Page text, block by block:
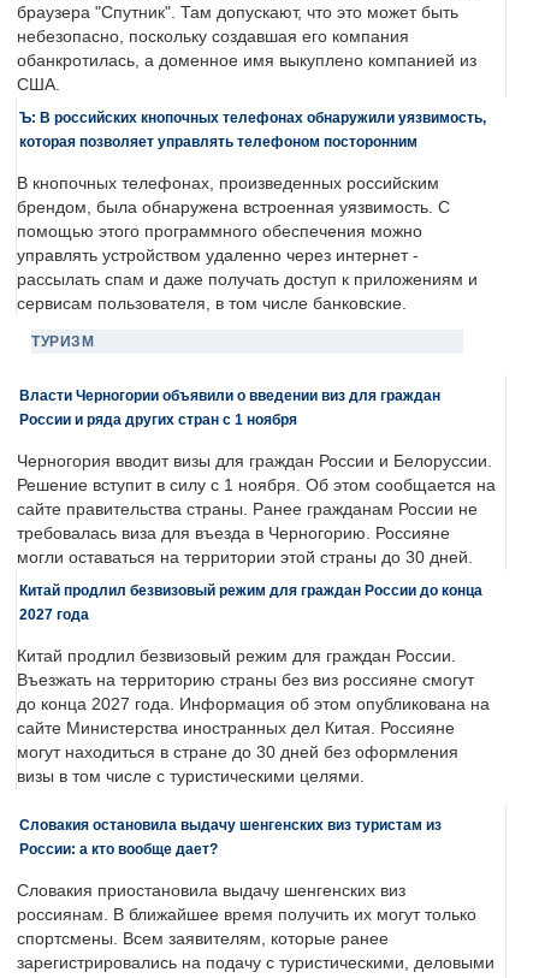
браузера "Спутник". Там допускают, что это может быть
небезопасно, поскольку создавшая его компания
обанкротилась, а доменное имя выкуплено компанией из
США.
Ъ: В российских кнопочных телефонах обнаружили уязвимость,
которая позволяет управлять телефоном посторонним
В кнопочных телефонах, произведенных российским
брендом, была обнаружена встроенная уязвимость. С
помощью этого программного обеспечения можно
управлять устройством удаленно через интернет -
рассылать спам и даже получать доступ к приложениям и
сервисам пользователя, в том числе банковские.
ТУРИЗМ
Власти Черногории объявили о введении виз для граждан
России и ряда других стран с 1 ноября
Черногория вводит визы для граждан России и Белоруссии.
Решение вступит в силу с 1 ноября. Об этом сообщается на
сайте правительства страны. Ранее гражданам России не
требовалась виза для въезда в Черногорию. Россияне
могли оставаться на территории этой страны до 30 дней.
Китай продлил безвизовый режим для граждан России до конца
2027 года
Китай продлил безвизовый режим для граждан России.
Въезжать на территорию страны без виз россияне смогут
до конца 2027 года. Информация об этом опубликована на
сайте Министерства иностранных дел Китая. Россияне
могут находиться в стране до 30 дней без оформления
визы в том числе с туристическими целями.
Словакия остановила выдачу шенгенских виз туристам из
России: а кто вообще дает?
Словакия приостановила выдачу шенгенских виз
россиянам. В ближайшее время получить их могут только
спортсмены. Всем заявителям, которые ранее
зарегистрировались на подачу с туристическими, деловыми